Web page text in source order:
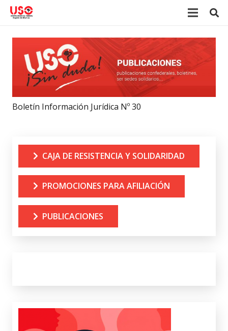
Boletín Información Jurídica Nº 30
CAJA DE RESISTENCIA Y SOLIDARIDAD
PROMOCIONES PARA AFILIACIÓN
PUBLICACIONES